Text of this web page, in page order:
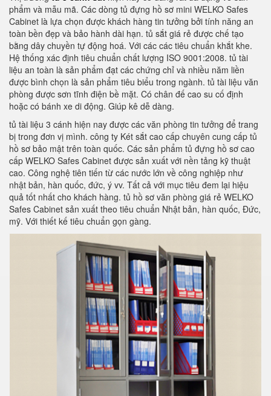
phẩm và mẫu mã. Các dòng tủ đựng hồ sơ mini WELKO Safes
Cabinet là lựa chọn được khách hàng tin tưởng bởi tính năng an
toàn bền đẹp và bảo hành dài hạn. tủ sắt giá rẻ được chế tạo
bằng dây chuyền tự động hoá. Với các các tiêu chuẩn khắt khe.
Hệ thống xác định tiêu chuẩn chất lượng ISO 9001:2008. tủ tài
liệu an toàn là sản phẩm đạt các chứng chỉ và nhiều năm liền
được bình chọn là sản phẩm tiêu biểu trong ngành. tủ tài liệu văn
phòng được sơn tĩnh điện bề mặt. Có chân đế cao su cố định
hoặc có bánh xe di động. Giúp kê dễ dàng.
tủ tài liệu 3 cánh hiện nay được các văn phòng tin tưởng để trang
bị trong đơn vị mình. công ty Két sắt cao cấp chuyên cung cấp tủ
hồ sơ bảo mật trên toàn quốc. Các sản phẩm tủ đựng hồ sơ cao
cấp WELKO Safes Cabinet được sản xuất với nền tảng kỹ thuật
cao. Công nghệ tiên tiến từ các nước lớn về công nghiệp như
nhật bản, hàn quốc, đức, ý vv. Tất cả với mục tiêu đem lại hiệu
quả tốt nhất cho khách hàng. tủ hồ sơ văn phòng giá rẻ WELKO
Safes Cabinet sản xuất theo tiêu chuẩn Nhật bản, hàn quốc, Đức,
mỹ. Với thiết kế tiêu chuẩn gọn gàng.